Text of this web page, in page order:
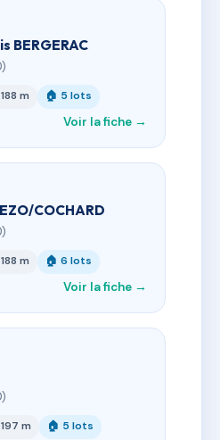
BERGERAC
m 🏠 5 lots
Voir la fiche →
COCHARD
m 🏠 6 lots
Voir la fiche →
m 🏠 5 lots